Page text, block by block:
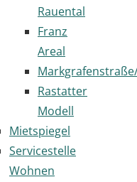
Rauental
Franz
Areal
Rastatter
Modell
Mietspiegel
Servicestelle
Wohnen